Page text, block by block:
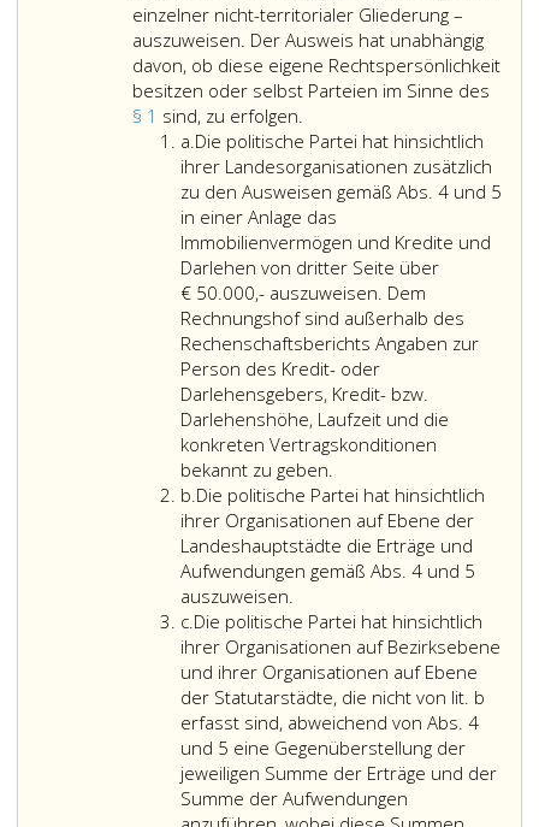
Parlament
im
Berichtsjahr
vertreten
hat
über
ihre
und
Aufwendungen
jährlich
mit
einem
öffentlich
Rechenschaft
abzulegen.
Bericht
hat
in
einer
auch
alle
Gliederungen
der
Partei
zu
erfassen.
Der
Bundesorganisation
gemäß
Absatz
3
und
die
Erträge
und
Aufwendungen
der
Bundesorganisation
gemäß
Absatz
4
und
5
auszuweisen.
einzelner nicht-territorialer Gliederung –
auszuweisen. Der Ausweis hat unabhängig
davon, ob diese eigene Rechtspersönlichkeit
besitzen oder selbst Parteien im Sinne des
§ 1 sind, zu erfolgen.
zweiten
Berichtsteil
sind
die
Erträge
und
Aufwendungen
gemäß
Absatz
4
und
5
der
politischen
Partei
hinsichtlich
ihrer
territorialen
nicht-
territorialen
Gliederungen
–
gegliedert
je
nach
einzelner
Landes-
a.Litera
a
Die politische Partei hat hinsichtlich
ihrer Landesorganisationen zusätzlich
zu den Ausweisen gemäß Abs. 4 und 5
in einer Anlage das
Immobilienvermögen und Kredite und
Darlehen von dritter Seite über
€ 50.000,- auszuweisen. Dem
Rechnungshof sind außerhalb des
Rechenschaftsberichts Angaben zur
Person des Kredit- oder
Darlehensgebers, Kredit- bzw.
Darlehenshöhe, Laufzeit und die
konkreten Vertragskonditionen
bekannt zu geben.
politische
Partei
hat
hinsichtlich
Landesorganisationen
zusätzlich
zu
den
Ausweisen
gemäß
Absatz
4
und
b.Litera
b
Die politische Partei hat hinsichtlich
ihrer Organisationen auf Ebene der
Landeshauptstädte die Erträge und
Aufwendungen gemäß Abs. 4 und 5
auszuweisen.
politische
Partei
hat
hinsichtlich
ihrer
Organisationen
auf
Ebene
der
c.Litera
c
Die politische Partei hat hinsichtlich
ihrer Organisationen auf Bezirksebene
und ihrer Organisationen auf Ebene
der Statutarstädte, die nicht von lit. b
erfasst sind, abweichend von Abs. 4
und 5 eine Gegenüberstellung der
jeweiligen Summe der Erträge und der
Summe der Aufwendungen